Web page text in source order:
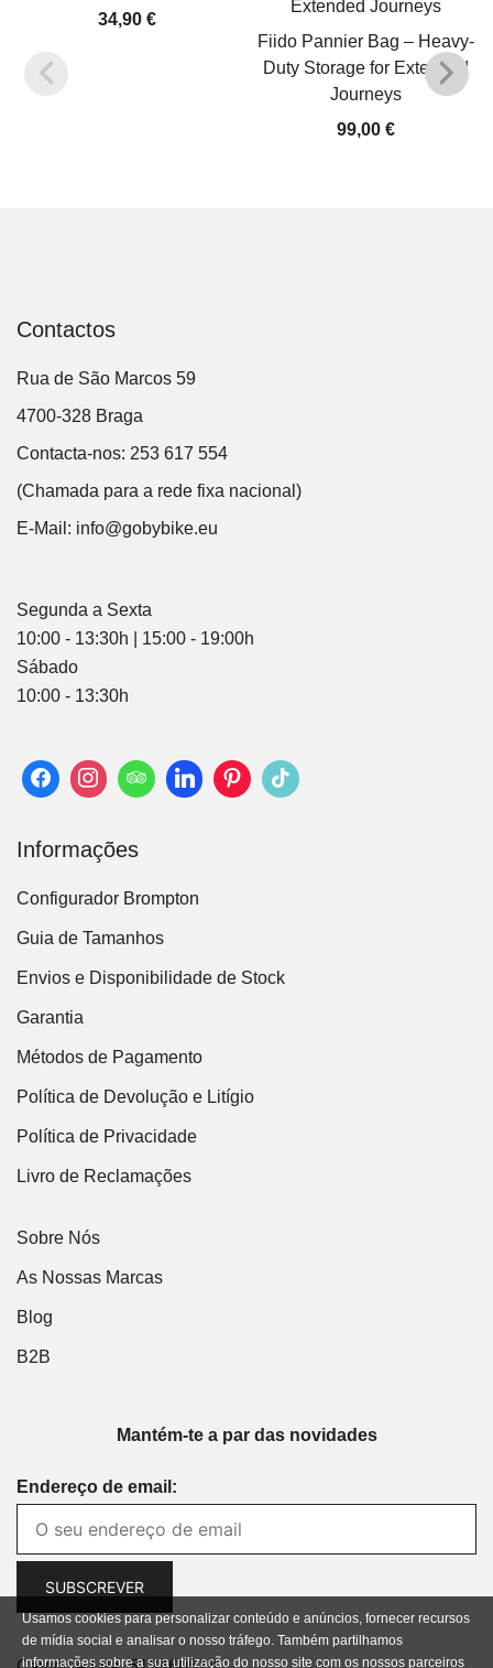
34,90€
Fiido Pannier Bag – Heavy-
Duty Storage for Extended
Journeys
99,00 €
Contactos
Rua de São Marcos 59
4700-328 Braga
Contacta-nos: 253 617 554
(Chamada para a rede fixa nacional)
E-Mail: info@gobybike.eu
Segunda a Sexta
10:00 - 13:30h | 15:00 - 19:00h
Sábado
10:00 - 13:30h
Informações
Configurador Brompton
Guia de Tamanhos
Envios e Disponibilidade de Stock
Garantia
Métodos de Pagamento
Política de Devolução e Litígio
Política de Privacidade
Livro de Reclamações
Sobre Nós
As Nossas Marcas
Blog
B2B
Mantém-te a par das novidades
Endereço de email:
Usamos cookies para personalizar conteúdo e anúncios, fornecer recursos
de mídia social e analisar o nosso tráfego. Também partilhamos
informações sobre a sua utilização do nosso site com os nossos parceiros